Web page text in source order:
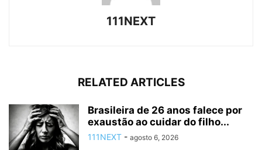
111NEXT
RELATED ARTICLES
Brasileira de 26 anos falece por
exaustão ao cuidar do filho...
111NEXT - agosto 6, 2026